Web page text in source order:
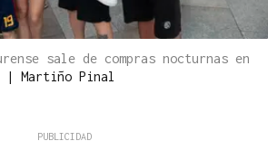
sale de compras nocturnas en
| Martiño Pinal